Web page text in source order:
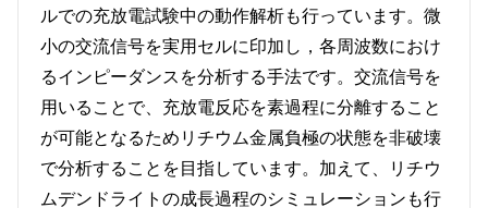
ルでの充放電試験中の動作解析も行っています。微
小の交流信号を実用セルに印加し，各周波数におけ
るインピーダンスを分析する手法です。交流信号を
用いることで、充放電反応を素過程に分離すること
が可能となるためリチウム金属負極の状態を非破壊
で分析することを目指しています。加えて、リチウ
ムデンドライトの成長過程のシミュレーションも行